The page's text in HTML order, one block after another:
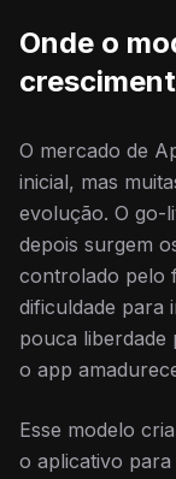
Onde o
O mercado de
inicial, mas
evolução. O go-
depois surgem
controlado pelo
dificuldade para
pouca liberdade
o app
Esse modelo
o aplicativo